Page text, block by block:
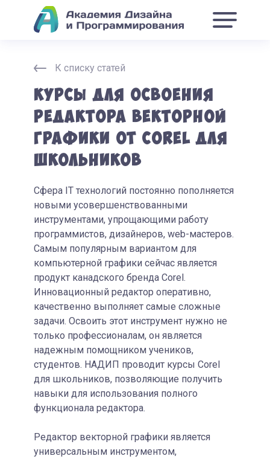
К списку статей
Курсы для освоения
редактора векторной
графики от Corel для
школьников
Сфера IT технологий постоянно пополняется
новыми усовершенствованными
инструментами, упрощающими работу
программистов, дизайнеров, web-мастеров.
Самым популярным вариантом для
компьютерной графики сейчас является
продукт канадского бренда Corel.
Инновационный редактор оперативно,
качественно выполняет самые сложные
задачи. Освоить этот инструмент нужно не
только профессионалам, он является
надежным помощником учеников,
студентов. НАДИП проводит курсы Corel
для школьников, позволяющие получить
навыки для использования полного
функционала редактора.
Редактор векторной графики является
универсальным инструментом,